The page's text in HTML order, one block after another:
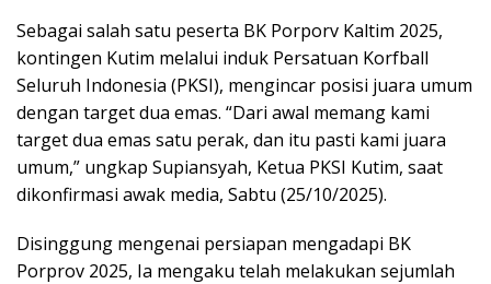
Sebagai salah satu peserta BK Porporv Kaltim 2025,
kontingen Kutim melalui induk Persatuan Korfball
Seluruh Indonesia (PKSI), mengincar posisi juara umum
dengan target dua emas. “Dari awal memang kami
target dua emas satu perak, dan itu pasti kami juara
umum,” ungkap Supiansyah, Ketua PKSI Kutim, saat
dikonfirmasi awak media, Sabtu (25/10/2025).
Disinggung mengenai persiapan mengadapi BK
Porprov 2025, Ia mengaku telah melakukan sejumlah